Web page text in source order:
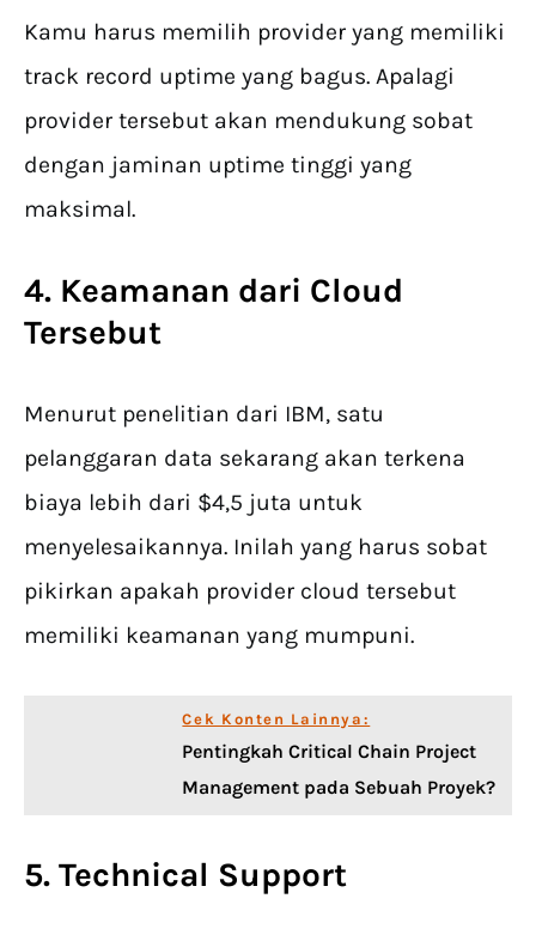
Kamu harus memilih provider yang memiliki
track record uptime yang bagus. Apalagi
provider tersebut akan mendukung sobat
dengan jaminan uptime tinggi yang
maksimal.
4. Keamanan dari Cloud
Tersebut
Menurut penelitian dari IBM, satu
pelanggaran data sekarang akan terkena
biaya lebih dari $4,5 juta untuk
menyelesaikannya. Inilah yang harus sobat
pikirkan apakah provider cloud tersebut
memiliki keamanan yang mumpuni.
Cek Konten Lainnya:
Pentingkah Critical Chain Project
Management pada Sebuah Proyek?
5. Technical Support